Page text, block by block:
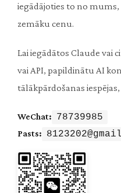
iegādājoties to no
zemāku cenu.
Lai iegādātos Claude vai
vai API, papildinātu AI
tālākpārdošanas
WeChat: 78739985
Pasts: